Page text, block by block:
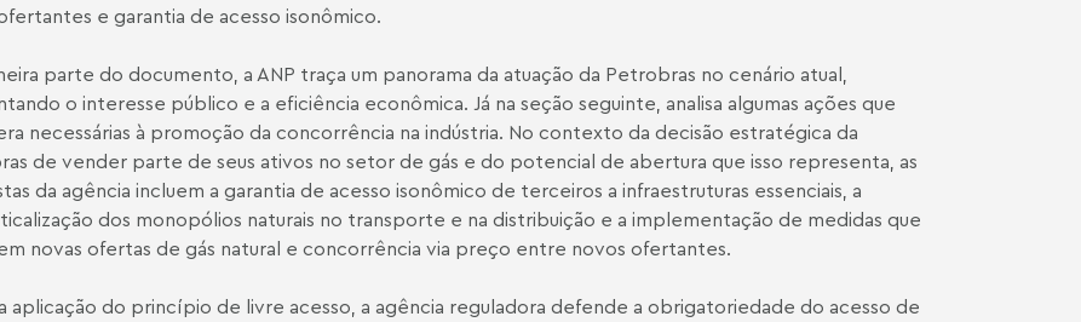
e garantia de acesso isonômico.
parte do documento, a ANP traça um panorama da atuação da Petrobras no cenário atual,
o interesse público e a eficiência econômica. Já na seção seguinte, analisa algumas ações que
necessárias à promoção da concorrência na indústria. No contexto da decisão estratégica da
de vender parte de seus ativos no setor de gás e do potencial de abertura que isso representa, as
da agência incluem a garantia de acesso isonômico de terceiros a infraestruturas essenciais, a
dos monopólios naturais no transporte e na distribuição e a implementação de medidas que
novas ofertas de gás natural e concorrência via preço entre novos ofertantes.
aplicação do princípio de livre acesso, a agência reguladora defende a obrigatoriedade do acesso de